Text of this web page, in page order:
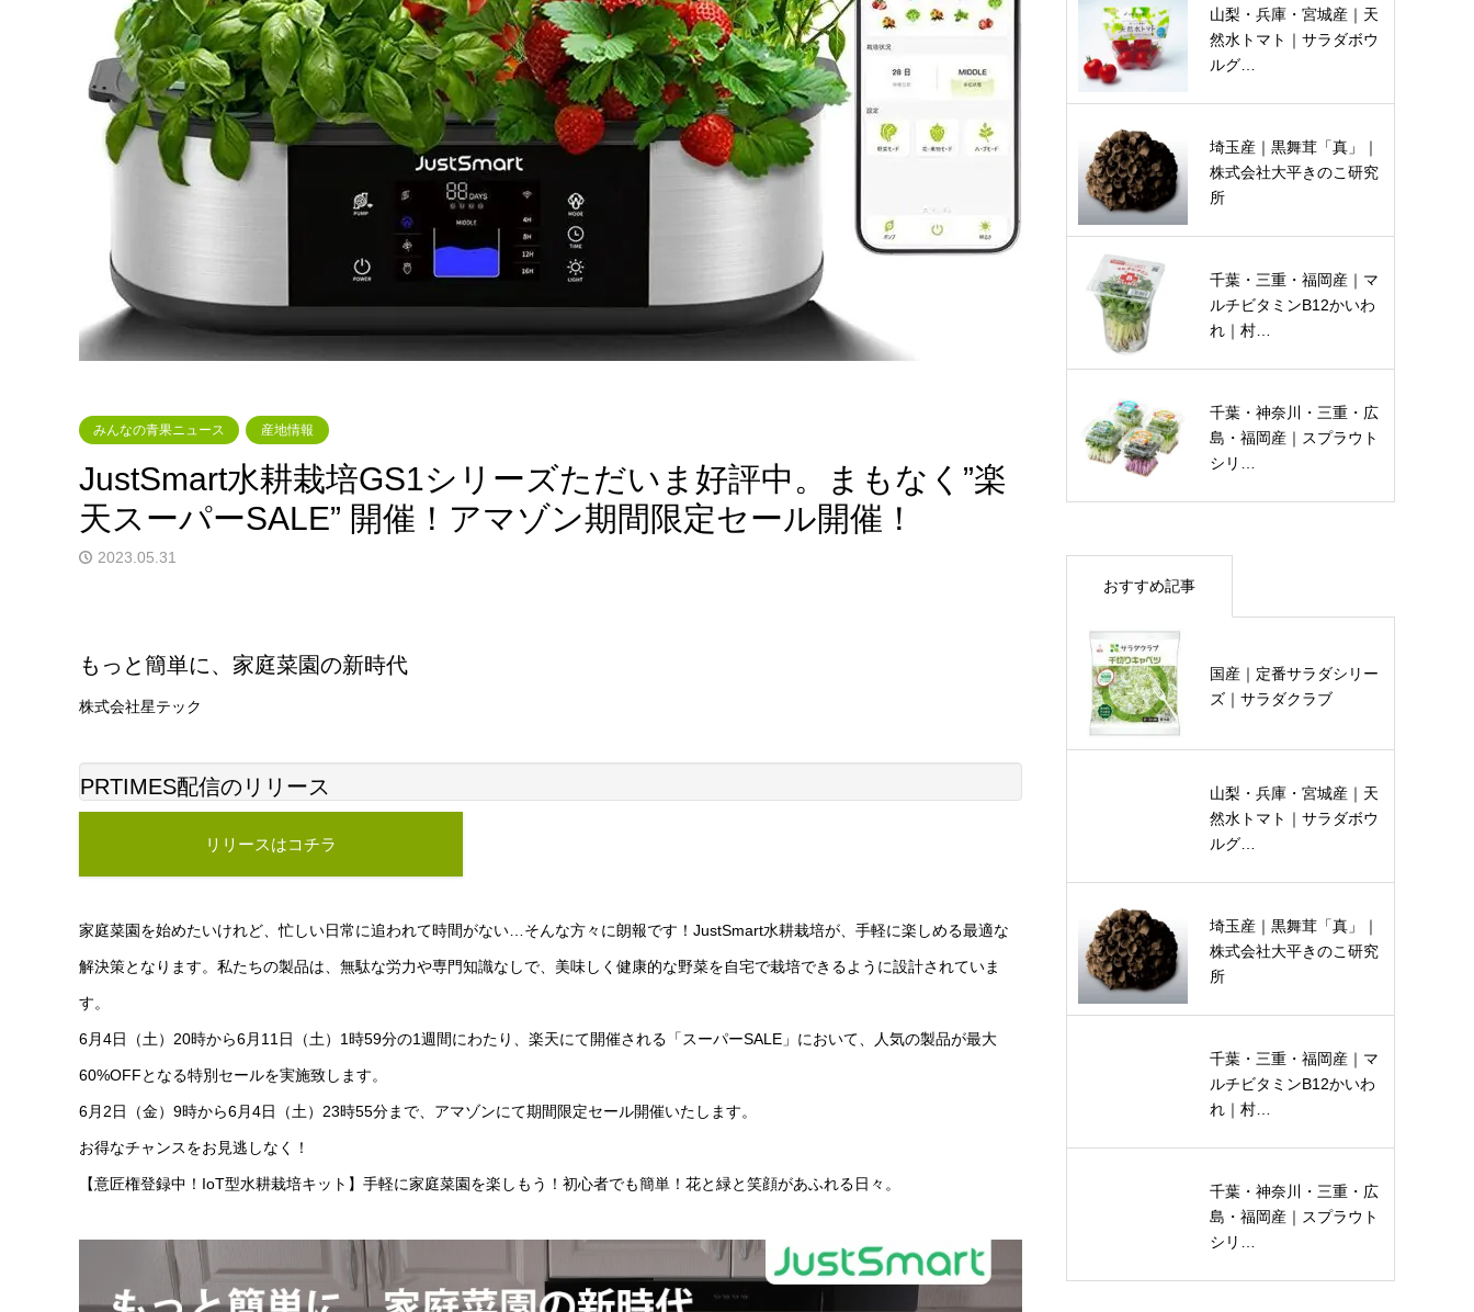
みんなの青果ニュース 産地情報
JustSmart水耕栽培GS1シリーズただいま好評中。まもなく”楽
天スーパーSALE” 開催！アマゾン期間限定セール開催！
2023.05.31
もっと簡単に、家庭菜園の新時代
株式会社星テック
PRTIMES配信のリリース
リリースはコチラ
家庭菜園を始めたいけれど、忙しい日常に追われて時間がない…そんな方々に朗報です！JustSmart水耕栽培が、手軽に楽しめる最適な
解決策となります。私たちの製品は、無駄な労力や専門知識なしで、美味しく健康的な野菜を自宅で栽培できるように設計されていま
す。
6月4日（土）20時から6月11日（土）1時59分の1週間にわたり、楽天にて開催される「スーパーSALE」において、人気の製品が最大
60%OFFとなる特別セールを実施致します。
6月2日（金）9時から6月4日（土）23時55分まで、アマゾンにて期間限定セール開催いたします。
お得なチャンスをお見逃しなく！
【意匠権登録中！IoT型水耕栽培キット】手軽に家庭菜園を楽しもう！初心者でも簡単！花と緑と笑顔があふれる日々。
山梨・兵庫・宮城産｜天
然水トマト｜サラダボウ
ルグ…
埼玉産｜黒舞茸「真」｜
株式会社大平きのこ研究
所
千葉・三重・福岡産｜マ
ルチビタミンB12かいわ
れ｜村…
千葉・神奈川・三重・広
島・福岡産｜スプラウト
シリ…
おすすめ記事
国産｜定番サラダシリー
ズ｜サラダクラブ
山梨・兵庫・宮城産｜天
然水トマト｜サラダボウ
ルグ…
埼玉産｜黒舞茸「真」｜
株式会社大平きのこ研究
所
千葉・三重・福岡産｜マ
ルチビタミンB12かいわ
れ｜村…
千葉・神奈川・三重・広
島・福岡産｜スプラウト
シリ…